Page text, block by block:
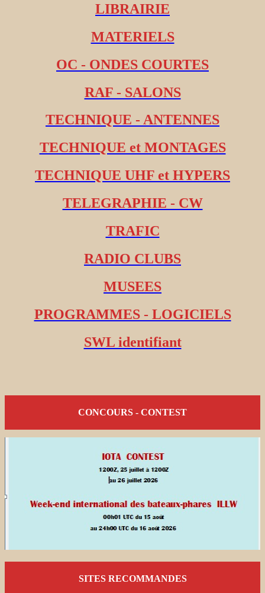
LIBRAIRIE
MATERIELS
OC - ONDES COURTES
RAF - SALONS
TECHNIQUE - ANTENNES
TECHNIQUE et MONTAGES
TECHNIQUE UHF et HYPERS
TELEGRAPHIE - CW
TRAFIC
RADIO CLUBS
MUSEES
PROGRAMMES - LOGICIELS
SWL identifiant
CONCOURS - CONTEST
SITES RECOMMANDES